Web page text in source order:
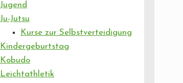
Jugend
Ju-Jutsu
Kurse zur Selbstverteidigung
Kindergeburtstag
Kobudo
Leichtathletik